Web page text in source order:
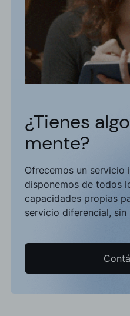
¿Tienes
mente?
Ofrecemos un servicio
disponemos de todos
capacidades propias
servicio diferencial, sin